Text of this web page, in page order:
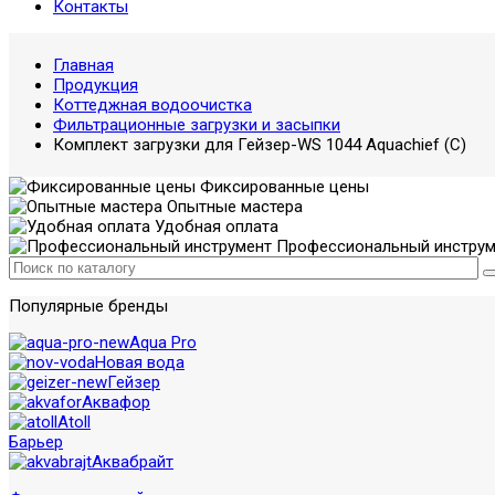
Контакты
Главная
Продукция
Коттеджная водоочистка
Фильтрационные загрузки и засыпки
Комплект загрузки для Гейзер-WS 1044 Aquachief (C)
Фиксированные цены
Опытные мастера
Удобная оплата
Профессиональный
Популярные бренды
Aqua Pro
Новая вода
Гейзер
Аквафор
Atoll
Барьер
Аквабрайт